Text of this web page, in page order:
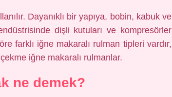
Dayanıklı bir yapıya, bobin, kabuk ve
dişli kutuları ve kompresörler
farklı iğne makaralı rulman tipleri vardır,
iğne makaralı rulmanlar.
ne demek?